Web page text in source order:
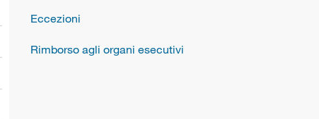
Eccezioni
Rimborso agli organi esecutivi